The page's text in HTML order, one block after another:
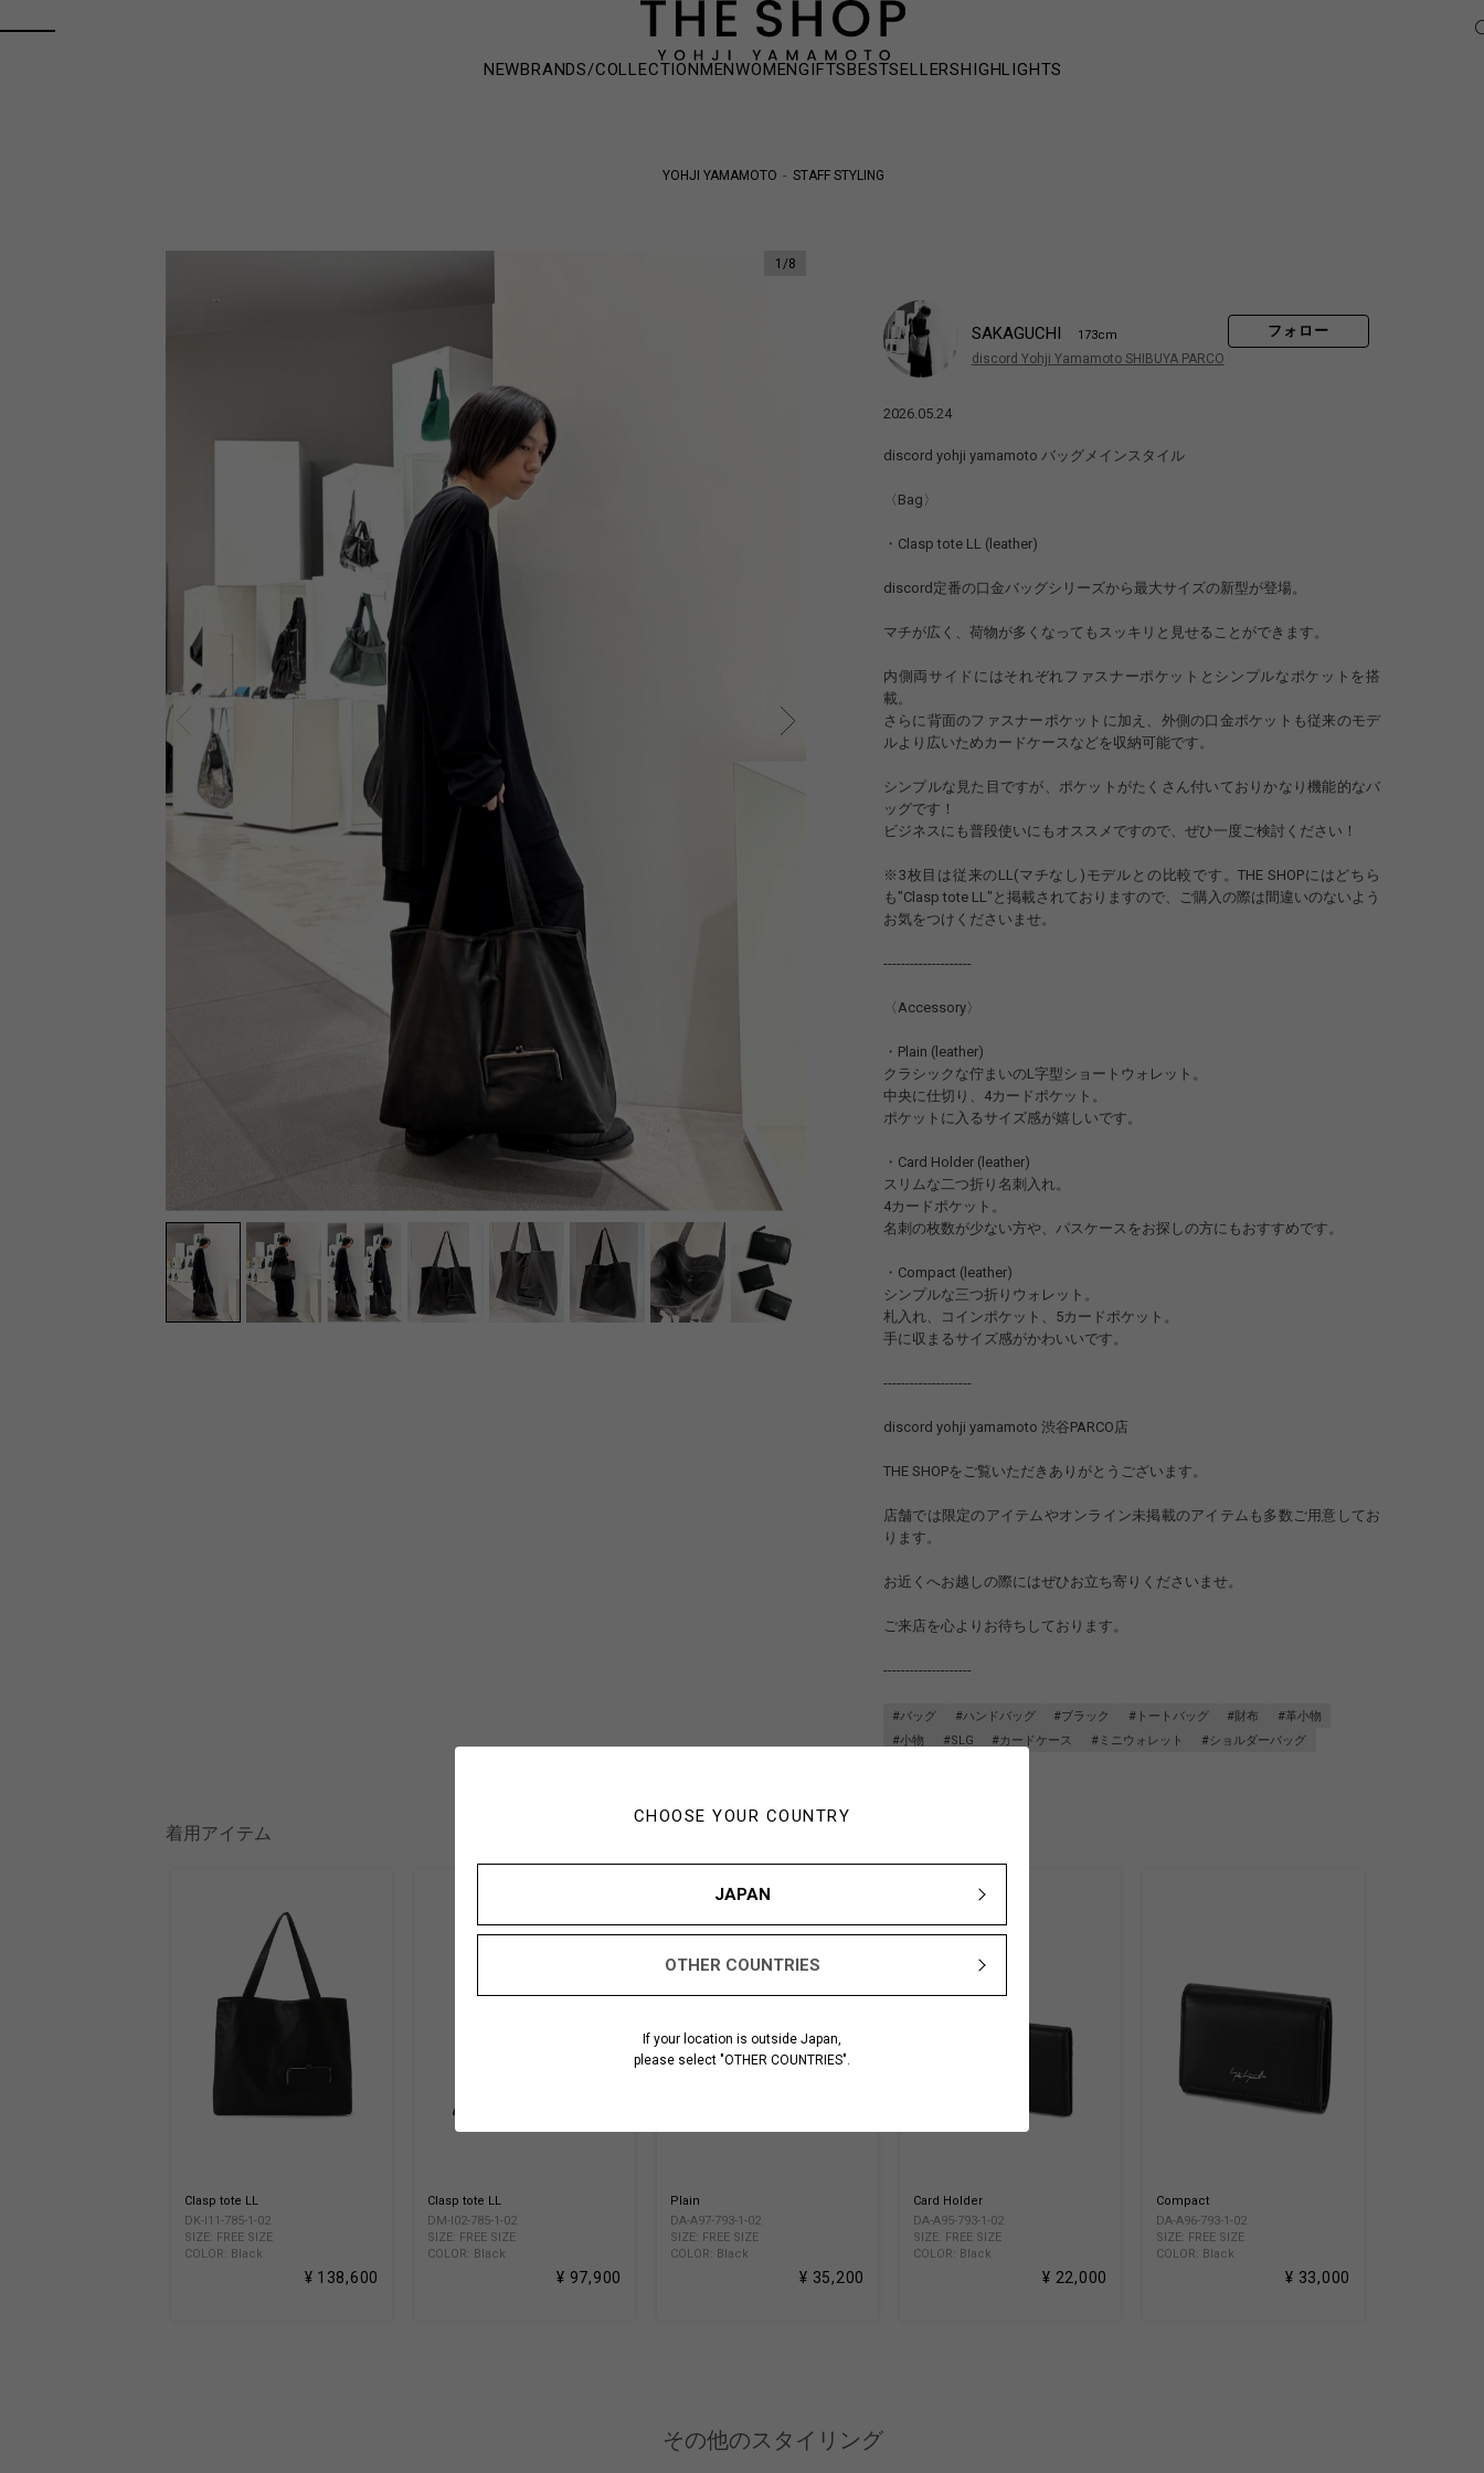
CHOOSE YOUR COUNTRY
JAPAN
OTHER COUNTRIES
If your location is outside Japan,
please select "OTHER COUNTRIES".
NEWBRANDS/COLLECTIONMENWOMENGIFTSBESTSELLERSHIGHLIGHTS
YOHJI YAMAMOTO STAFF STYLING
1 /8
SAKAGUCHI 173cm
discord Yohji Yamamoto SHIBUYA PARCO
フォロー
2026.05.24
discord yohji yamamoto バッグメインスタイル
〈Bag〉
・Clasp tote LL (leather)
discord定番の口金バッグシリーズから最大サイズの新型が登場。
マチが広く、荷物が多くなってもスッキリと見せることができます。
内側両サイドにはそれぞれファスナーポケットとシンプルなポケットを搭
載。
さらに背面のファスナーポケットに加え、外側の口金ポケットも従来のモデ
ルより広いためカードケースなどを収納可能です。
シンプルな見た目ですが、ポケットがたくさん付いておりかなり機能的なバ
ッグです！
ビジネスにも普段使いにもオススメですので、ぜひ一度ご検討ください！
※3枚目は従来のLL(マチなし)モデルとの比較です。THE SHOPにはどちら
も"Clasp tote LL"と掲載されておりますので、ご購入の際は間違いのないよう
お気をつけくださいませ。
--------------------
〈Accessory〉
・Plain (leather)
クラシックな佇まいのL字型ショートウォレット。
中央に仕切り、4カードポケット。
ポケットに入るサイズ感が嬉しいです。
・Card Holder (leather)
スリムな二つ折り名刺入れ。
4カードポケット。
名刺の枚数が少ない方や、パスケースをお探しの方にもおすすめです。
・Compact (leather)
シンプルな三つ折りウォレット。
札入れ、コインポケット、5カードポケット。
手に収まるサイズ感がかわいいです。
--------------------
discord yohji yamamoto 渋谷PARCO店
THE SHOPをご覧いただきありがとうございます。
店舗では限定のアイテムやオンライン未掲載のアイテムも多数ご用意してお
ります。
お近くへお越しの際にはぜひお立ち寄りくださいませ。
ご来店を心よりお待ちしております。
--------------------
#バッグ #ハンドバッグ #ブラック #トートバッグ #財布
#革小物
#小物
#SLG #カードケース #ミニウォレット #ショルダーバッグ
着用アイテム
Clasp tote LL
DK-I11-785-1-02
SIZE: FREE SIZE
COLOR: Black
¥ 138,600
Clasp tote LL
DM-I02-785-1-02
SIZE: FREE SIZE
COLOR: Black
¥ 97,900
Plain
DA-A97-793-1-02
SIZE: FREE SIZE
COLOR: Black
¥ 35,200
Card Holder
DA-A95-793-1-02
SIZE: FREE SIZE
COLOR: Black
¥ 22,000
Compact
DA-A96-793-1-02
SIZE: FREE SIZE
COLOR: Black
¥ 33,000
その他のスタイリング